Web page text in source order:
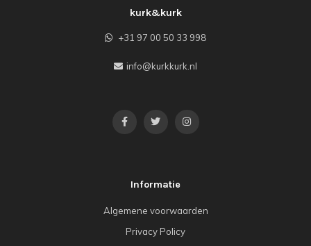
kurk&kurk
+31 97 00 50 33 998
info@kurkkurk.nl
Informatie
Algemene voorwaarden
Privacy Policy